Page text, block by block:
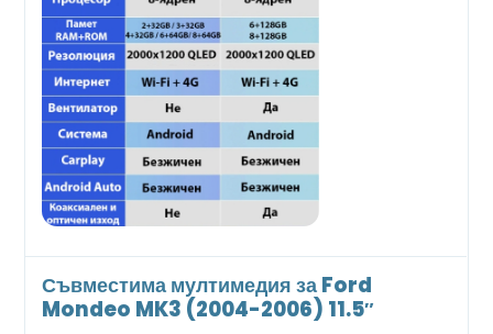
Съвместима мултимедия за Ford
Mondeo MK3 (2004-2006) 11.5″